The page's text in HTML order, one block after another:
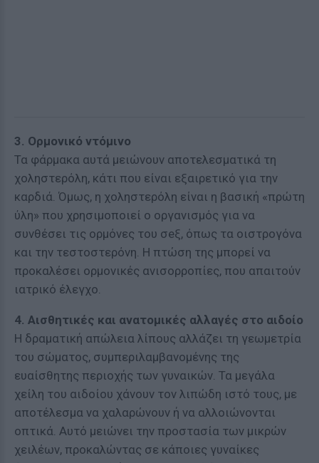
3. Ορμονικό ντόμινο
Τα φάρμακα αυτά μειώνουν αποτελεσματικά τη
χοληστερόλη, κάτι που είναι εξαιρετικό για την
καρδιά. Όμως, η χοληστερόλη είναι η βασική «πρώτη
ύλη» που χρησιμοποιεί ο οργανισμός για να
συνθέσει τις ορμόνες του σeξ, όπως τα οιστρογόνα
και την τεστοστερόνη. Η πτώση της μπορεί να
προκαλέσει ορμονικές ανισορροπίες, που απαιτούν
ιατρικό έλεγχο.
4. Αισθητικές και ανατομικές αλλαγές στο αιδοίο
Η δραματική απώλεια λίπους αλλάζει τη γεωμετρία
του σώματος, συμπεριλαμβανομένης της
ευαίσθητης περιοχής των γυναικών. Τα μεγάλα
χείλη του αιδοίου χάνουν τον λιπώδη ιστό τους, με
αποτέλεσμα να χαλαρώνουν ή να αλλοιώνονται
οπτικά. Αυτό μειώνει την προστασία των μικρών
χειλέων, προκαλώντας σε κάποιες γυναίκες